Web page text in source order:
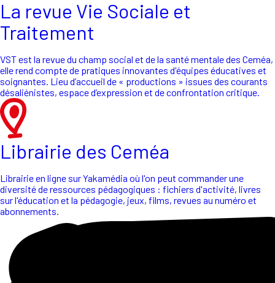
La revue Vie Sociale et
Traitement
VST est la revue du champ social et de la santé mentale des Ceméa,
elle rend compte de pratiques innovantes d'équipes éducatives et
soignantes. Lieu d’accueil de « productions » issues des courants
désaliénistes, espace d’expression et de confrontation critique.
Librairie des Ceméa
Librairie en ligne sur Yakamédia où l'on peut commander une
diversité de ressources pédagogiques : fichiers d'activité, livres
sur l'éducation et la pédagogie, jeux, films, revues au numéro et
abonnements.